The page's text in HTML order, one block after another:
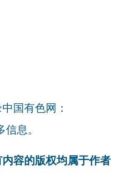
国有色网：
信息。
容的版权均属于作者